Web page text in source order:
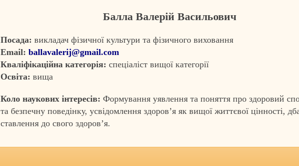
Балла Валерій Васильович
Посада: викладач фізичної культури та фізичного виховання
Email: ballavalerij@gmail.com
Кваліфікаційна категорія: спеціаліст вищої категорії
Освіта: вища
Коло наукових інтересів: Формування уявлення та поняття про здоровий
та безпечну поведінку, усвідомлення здоров’я як вищої життєвої цінності,
ставлення до свого здоров’я.